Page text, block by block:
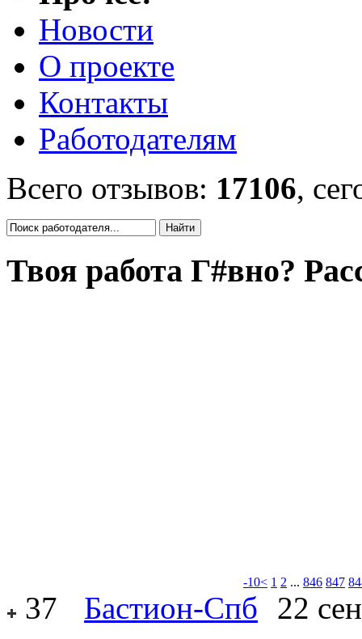
Новости
О проекте
Контакты
Работодателям
Всего отзывов: 17106,
Твоя работа Г#вно?
-10< 1 2 ... 846 847
37 Бастион-Спб
22